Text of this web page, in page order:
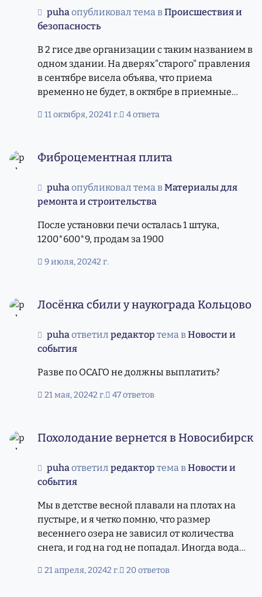
puha опубликовал тема вПроисшествия и
безопасность
В 2 гисе две организации с таким названием в
одном здании. На дверях"старого" правления
в сентябре висела объява, что приема
временно не будет, в октябре в приемные
объявлений никаких нет. В 2гисе есть их сайт,
платила наличкой по членской книжке,
Чьи это реквизиты на сайте сейчас- хбз. Если
учесть, что весной была попытка собрать с
(развешивание объявлений с предложением
позвонить и узнать, будут ли сносить погреба),
то возникает мысль, что опять прошел какой-
11 октября, 20241 г. 4 ответа
Фиброцементная плита
puha опубликовал тема вМатериалы для
ремонта и строительства
После установки печи осталась 1 штука,
1200*600*9, продам за 1900
9 июля, 20242 г.
Лосёнка сбили у наукограда Кольцово
puha ответилредактор тема вНовости и
события
Разве по ОСАГО не должны выплатить?
21 мая, 20242 г. 47 ответов
Похолодание вернется в Новосибирск
puha ответилредактор тема вНовости и
события
Мы в детстве весной плавали на плотах на
пустыре, и я четко помню, что размер
весеннего озера не зависил от количества
снега, и год на год не попадал. Иногда вода
было, просто в резиновых сапогах ходили,,
21 апреля, 20242 г. 20 ответов